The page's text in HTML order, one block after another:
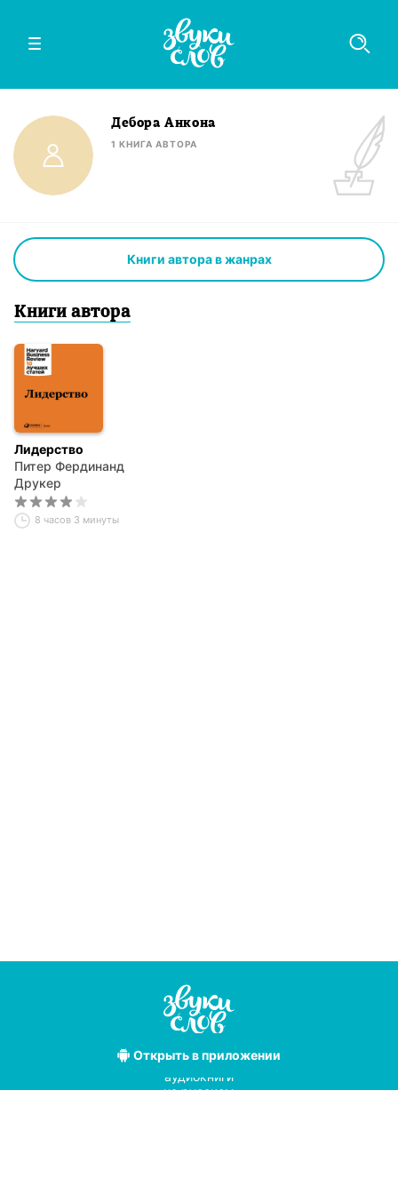
Дебора Анкона
1 КНИГА АВТОРА
Книги автора в жанрах
Книги автора
Лидерство
Питер Фердинанд
Друкер
8 часов 3 минуты
Открытьв приложении
Лучшие
аудиокниги
на русском